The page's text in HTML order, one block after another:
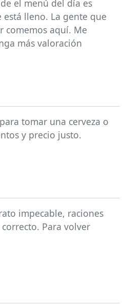
el menú del día es
está lleno. La gente que
comemos aquí. Me
más valoración
tomar una cerveza o
y precio justo.
impecable, raciones
Para volver